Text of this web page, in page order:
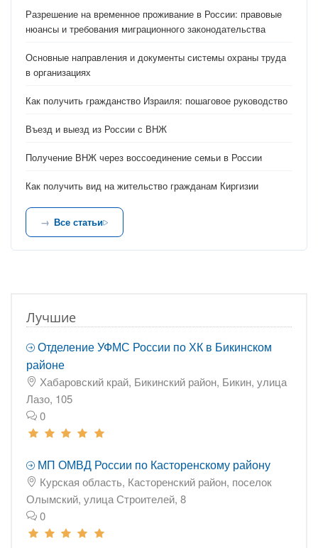
Разрешение на временное проживание в России: правовые
нюансы и требования миграционного законодательства
Основные направления и документы системы охраны труда
в организациях
Как получить гражданство Израиля: пошаговое руководство
Въезд и выезд из России с ВНЖ
Получение ВНЖ через воссоединение семьи в России
Как получить вид на жительство гражданам Киргизии
Все статьи
Лучшие
Отделение УФМС России по ХК в Бикинском
районе
Хабаровский край, Бикинский район, Бикин, улица
Лазо, 105
0
МП ОМВД России по Касторенскому району
Курская область, Касторенский район, поселок
Олымский, улица Строителей, 8
0